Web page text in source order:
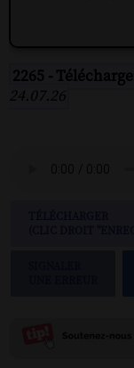
2265 -
24.07.26